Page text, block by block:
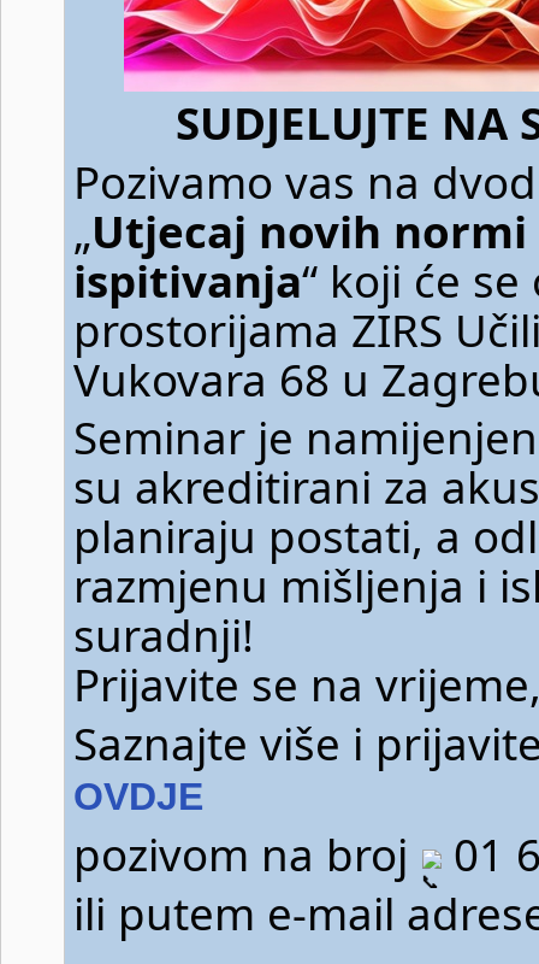
SUDJELUJTE
Pozivamo vas na
„Utjecaj novih
ispitivanja“ koji će
prostorijama ZIRS
Vukovara 68 u
Seminar je
su akreditirani za
planiraju postati, a
razmjenu mišljenja i
suradnji!
Prijavite se na
Saznajte više i
OVDJE
pozivom na broj
01
ili putem e-mail